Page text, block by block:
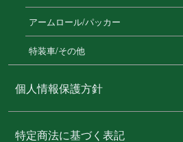
アームロール/パッカー
特装⾞/その他
個人情報保護方針
特定商法に基づく表記